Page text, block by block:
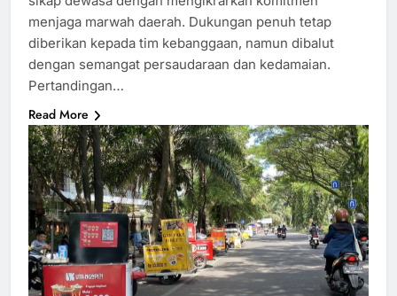
menjaga marwah daerah. Dukungan penuh tetap
diberikan kepada tim kebanggaan, namun dibalut
dengan semangat persaudaraan dan kedamaian.
Pertandingan…
Read More